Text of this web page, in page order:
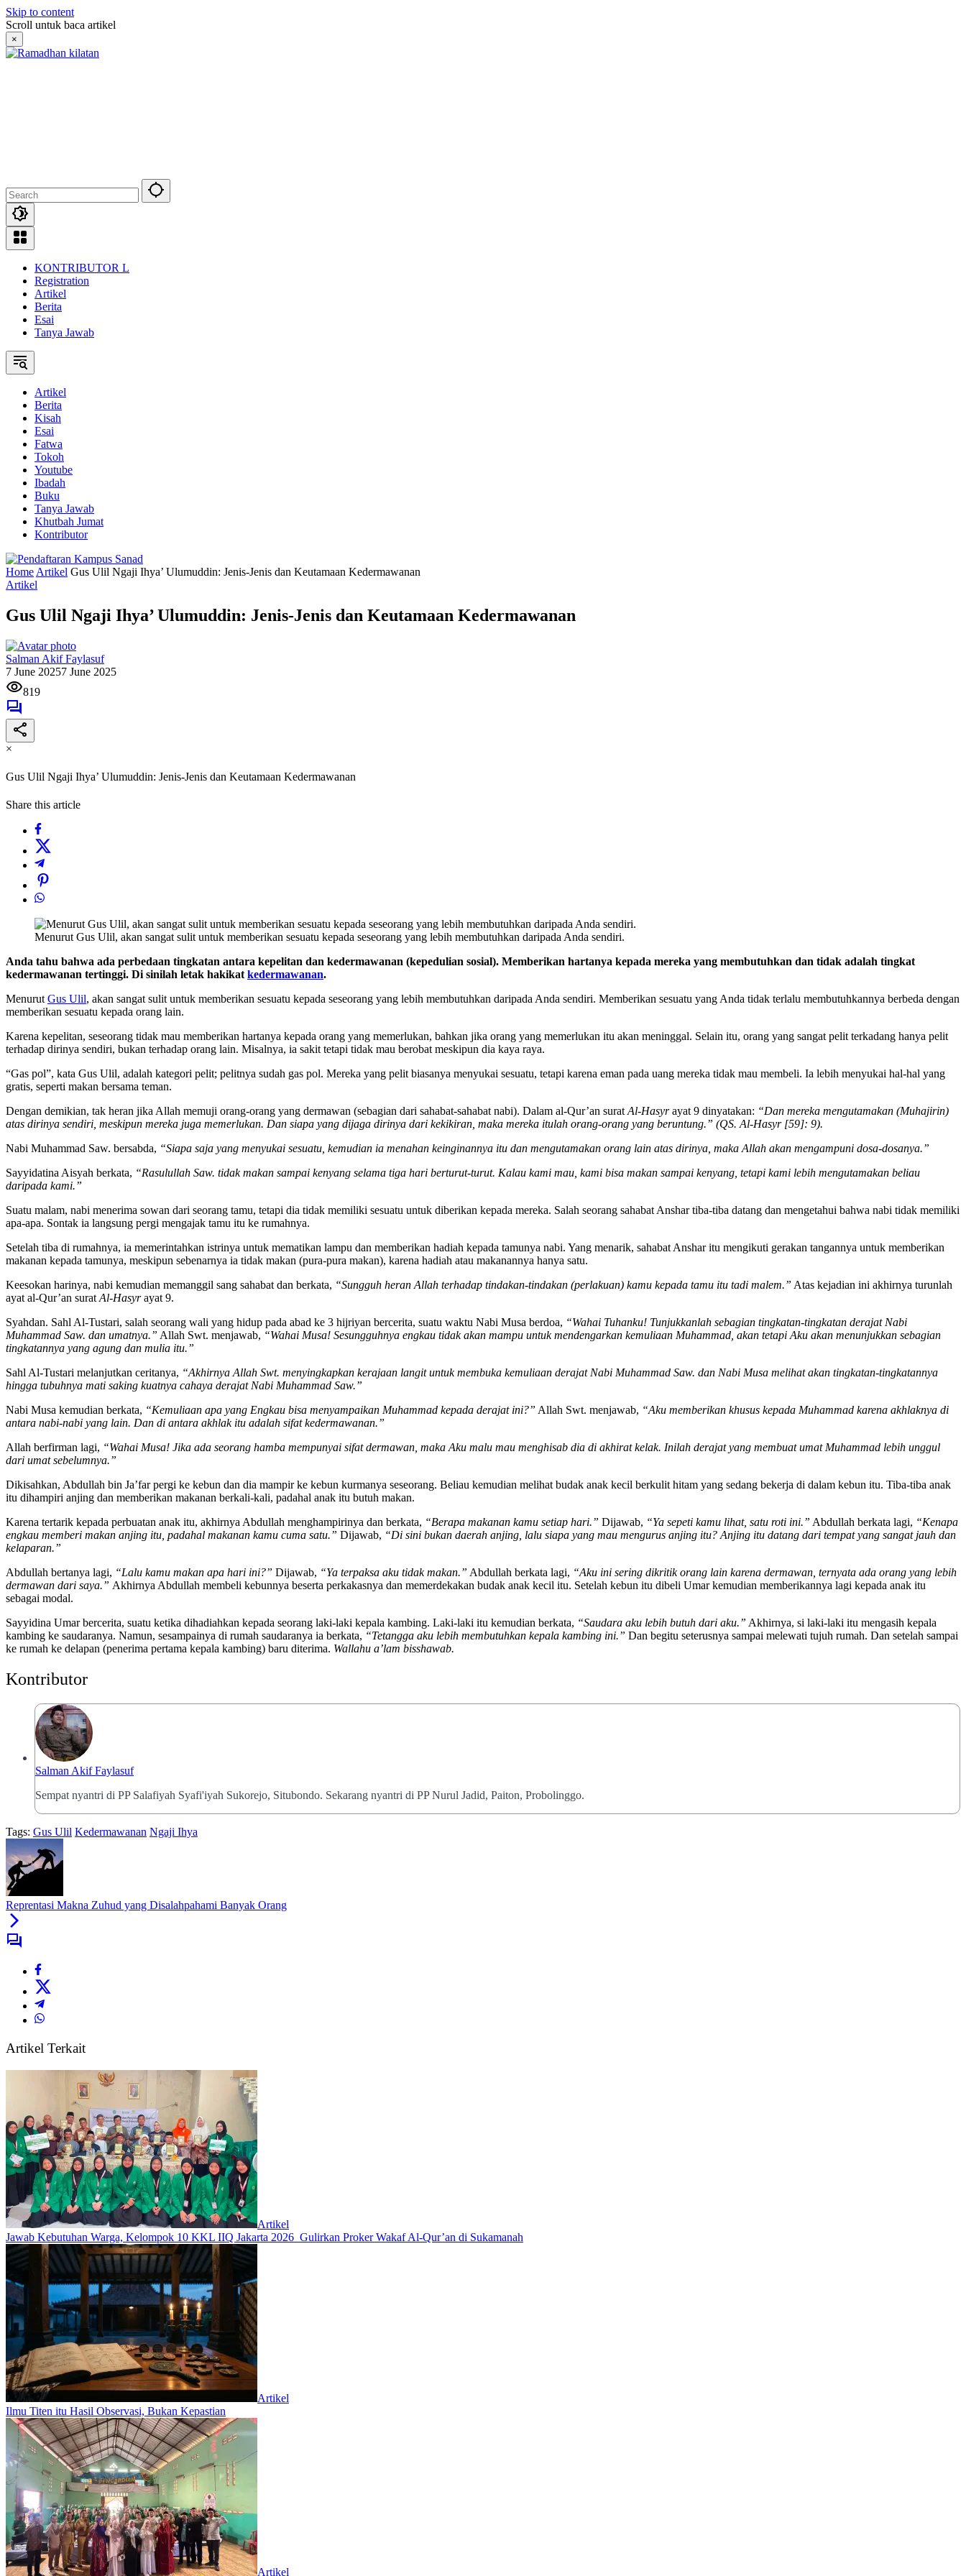
Skip to content
Scroll untuk baca artikel
×
KONTRIBUTOR L
Registration
Artikel
Berita
Esai
Tanya Jawab
Artikel
Berita
Kisah
Esai
Fatwa
Tokoh
Youtube
Ibadah
Buku
Tanya Jawab
Khutbah Jumat
Kontributor
Home Artikel Gus Ulil Ngaji Ihya’ Ulumuddin: Jenis-Jenis dan Keutamaan Kedermawanan
Artikel
Gus Ulil Ngaji Ihya’ Ulumuddin: Jenis-Jenis dan Keutamaan Kedermawanan
Salman Akif Faylasuf
7 June 20257 June 2025
819
×
Gus Ulil Ngaji Ihya’ Ulumuddin: Jenis-Jenis dan Keutamaan Kedermawanan
Share this article
Menurut Gus Ulil, akan sangat sulit untuk memberikan sesuatu kepada seseorang yang lebih membutuhkan daripada Anda sendiri.
Anda tahu bahwa ada perbedaan tingkatan antara kepelitan dan kedermawanan (kepedulian sosial). Memberikan hartanya kepada mereka yang membutuhkan dan tidak adalah tingkat
kedermawanan tertinggi. Di sinilah letak hakikat kedermawanan.
Menurut Gus Ulil, akan sangat sulit untuk memberikan sesuatu kepada seseorang yang lebih membutuhkan daripada Anda sendiri. Memberikan sesuatu yang Anda tidak terlalu membutuhkannya berbeda dengan
memberikan sesuatu kepada orang lain.
Karena kepelitan, seseorang tidak mau memberikan hartanya kepada orang yang memerlukan, bahkan jika orang yang memerlukan itu akan meninggal. Selain itu, orang yang sangat pelit terkadang hanya pelit
terhadap dirinya sendiri, bukan terhadap orang lain. Misalnya, ia sakit tetapi tidak mau berobat meskipun dia kaya raya.
“Gas pol”, kata Gus Ulil, adalah kategori pelit; pelitnya sudah gas pol. Mereka yang pelit biasanya menyukai sesuatu, tetapi karena eman pada uang mereka tidak mau membeli. Ia lebih menyukai hal-hal yang
gratis, seperti makan bersama teman.
Dengan demikian, tak heran jika Allah memuji orang-orang yang dermawan (sebagian dari sahabat-sahabat nabi). Dalam al-Qur’an surat Al-Hasyrayat 9 dinyatakan: “Dan mereka mengutamakan (Muhajirin)
atas dirinya sendiri, meskipun mereka juga memerlukan. Dan siapa yang dijaga dirinya dari kekikiran, maka mereka itulah orang-orang yang beruntung.” (QS. Al-Hasyr [59]: 9).
Nabi Muhammad Saw. bersabda, “Siapa saja yang menyukai sesuatu, kemudian ia menahan keinginannya itu dan mengutamakan orang lain atas dirinya, maka Allah akan mengampuni dosa-dosanya.”
Sayyidatina Aisyah berkata, “Rasulullah Saw. tidak makan sampai kenyang selama tiga hari berturut-turut. Kalau kami mau, kami bisa makan sampai kenyang, tetapi kami lebih mengutamakan beliau
daripada kami.”
Suatu malam, nabi menerima sowan dari seorang tamu, tetapi dia tidak memiliki sesuatu untuk diberikan kepada mereka. Salah seorang sahabat Anshar tiba-tiba datang dan mengetahui bahwa nabi tidak memiliki
apa-apa. Sontak ia langsung pergi mengajak tamu itu ke rumahnya.
Setelah tiba di rumahnya, ia memerintahkan istrinya untuk mematikan lampu dan memberikan hadiah kepada tamunya nabi. Yang menarik, sahabat Anshar itu mengikuti gerakan tangannya untuk memberikan
makanan kepada tamunya, meskipun sebenarnya ia tidak makan (pura-pura makan), karena hadiah atau makanannya hanya satu.
Keesokan harinya, nabi kemudian memanggil sang sahabat dan berkata, “Sungguh heran Allah terhadap tindakan-tindakan (perlakuan) kamu kepada tamu itu tadi malem.” Atas kejadian ini akhirnya turunlah
ayat al-Qur’an surat Al-Hasyrayat 9.
Syahdan. Sahl Al-Tustari, salah seorang wali yang hidup pada abad ke 3 hijriyan bercerita, suatu waktu Nabi Musa berdoa, “Wahai Tuhanku! Tunjukkanlah sebagian tingkatan-tingkatan derajat Nabi
Muhammad Saw. dan umatnya.” Allah Swt. menjawab, “Wahai Musa! Sesungguhnya engkau tidak akan mampu untuk mendengarkan kemuliaan Muhammad, akan tetapi Aku akan menunjukkan sebagian
tingkatannya yang agung dan mulia itu.”
Sahl Al-Tustari melanjutkan ceritanya, “Akhirnya Allah Swt. menyingkapkan kerajaan langit untuk membuka kemuliaan derajat Nabi Muhammad Saw. dan Nabi Musa melihat akan tingkatan-tingkatannya
hingga tubuhnya mati saking kuatnya cahaya derajat Nabi Muhammad Saw.”
Nabi Musa kemudian berkata, “Kemuliaan apa yang Engkau bisa menyampaikan Muhammad kepada derajat ini?” Allah Swt. menjawab, “Aku memberikan khusus kepada Muhammad karena akhlaknya di
antara nabi-nabi yang lain. Dan di antara akhlak itu adalah sifat kedermawanan.”
Allah berfirman lagi, “Wahai Musa! Jika ada seorang hamba mempunyai sifat dermawan, maka Aku malu mau menghisab dia di akhirat kelak. Inilah derajat yang membuat umat Muhammad lebih unggul
dari umat sebelumnya.”
Dikisahkan, Abdullah bin Ja’far pergi ke kebun dan dia mampir ke kebun kurmanya seseorang. Beliau kemudian melihat budak anak kecil berkulit hitam yang sedang bekerja di dalam kebun itu. Tiba-tiba anak
itu dihampiri anjing dan memberikan makanan berkali-kali, padahal anak itu butuh makan.
Karena tertarik kepada perbuatan anak itu, akhirnya Abdullah menghampirinya dan berkata, “Berapa makanan kamu setiap hari.” Dijawab, “Ya sepeti kamu lihat, satu roti ini.” Abdullah berkata lagi, “Kenapa
engkau memberi makan anjing itu, padahal makanan kamu cuma satu.” Dijawab, “Di sini bukan daerah anjing, lalu siapa yang mau mengurus anjing itu? Anjing itu datang dari tempat yang sangat jauh dan
kelaparan.”
Abdullah bertanya lagi, “Lalu kamu makan apa hari ini?” Dijawab, “Ya terpaksa aku tidak makan.” Abdullah berkata lagi, “Aku ini sering dikritik orang lain karena dermawan, ternyata ada orang yang lebih
dermawan dari saya.” Akhirnya Abdullah membeli kebunnya beserta perkakasnya dan memerdekakan budak anak kecil itu. Setelah kebun itu dibeli Umar kemudian memberikannya lagi kepada anak itu
sebagai modal.
Sayyidina Umar bercerita, suatu ketika dihadiahkan kepada seorang laki-laki kepala kambing. Laki-laki itu kemudian berkata, “Saudara aku lebih butuh dari aku.” Akhirnya, si laki-laki itu mengasih kepala
kambing ke saudaranya. Namun, sesampainya di rumah saudaranya ia berkata, “Tetangga aku lebih membutuhkan kepala kambing ini.” Dan begitu seterusnya sampai melewati tujuh rumah. Dan setelah sampai
ke rumah ke delapan (penerima pertama kepala kambing) baru diterima. Wallahu a’lam bisshawab.
Kontributor
Salman Akif Faylasuf
Sempat nyantri di PP Salafiyah Syafi'iyah Sukorejo, Situbondo. Sekarang nyantri di PP Nurul Jadid, Paiton, Probolinggo.
Tags: Gus Ulil Kedermawanan Ngaji Ihya
Reprentasi Makna Zuhud yang Disalahpahami Banyak Orang
Artikel Terkait
Artikel
Jawab Kebutuhan Warga, Kelompok 10 KKL IIQ Jakarta 2026 Gulirkan Proker Wakaf Al-Qur’an di Sukamanah
Artikel
Ilmu Titen itu Hasil Observasi, Bukan Kepastian
Artikel